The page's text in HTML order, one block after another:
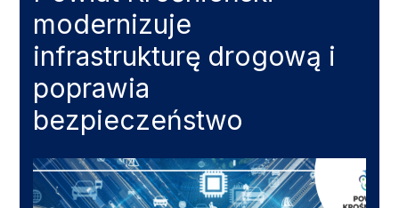
modernizuje
infrastrukturę drogową i
poprawia
bezpieczeństwo